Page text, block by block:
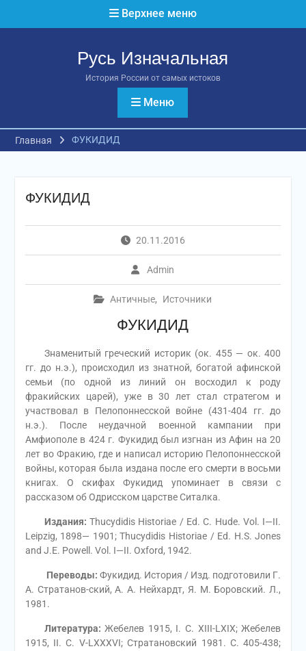
Верхнее меню
Русь Изначальная
История России от самых истоков
Меню
Главная ФУКИДИД
ФУКИДИД
20.11.2016
Admin
Античные, Источники
ФУКИДИД
Знаменитый греческий историк (ок. 455 — ок. 400
гг. до н.э.), происходил из знатной, богатой афинской
семьи (по одной из линий он восходил к роду
фракийских царей), уже в 30 лет стал стратегом и
участвовал в Пелопоннесской войне (431-404 гг. до
н.э.). После неудачной военной кампании при
Амфиополе в 424 г. Фукидид был изгнан из Афин на 20
лет во Фракию, где и написал историю Пелопоннесской
войны, которая была издана после его смерти в восьми
книгах. О скифах Фукидид упоминает в связи с
рассказом об Одрисском царстве Ситалка.
Издания: Thucydidis Historiae / Ed. С. Hude. Vol. I—II.
Leipzig, 1898— 1901; Thucydidis Historiae / Ed. H.S. Jones
and J.E. Powell. Vol. I—II. Oxford, 1942.
Переводы: Фукидид. История / Изд. подготовили Г.
А. Стратанов-ский, А. А. Нейхардт, Я. М. Боровский. Л.,
1981.
Литература: Жебелев 1915, I. С. XIII-LXIX; Жебелев
1915, II. С. V-LXXXVI; Стратановский 1981. С. 405-438;